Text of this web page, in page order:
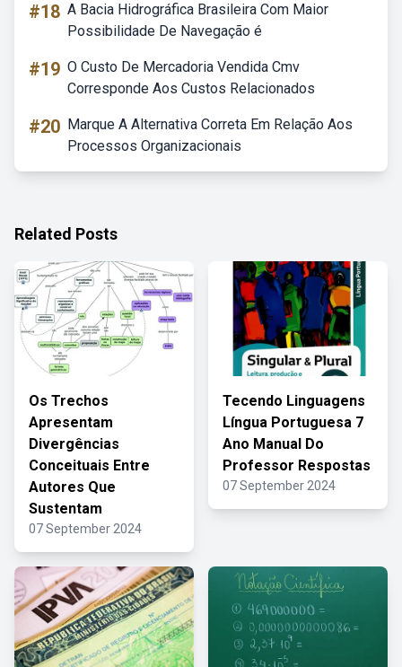
#18 A Bacia Hidrográfica Brasileira Com Maior
Possibilidade De Navegação é
#19 O Custo De Mercadoria Vendida Cmv
Corresponde Aos Custos Relacionados
#20 Marque A Alternativa Correta Em Relação Aos
Processos Organizacionais
Related Posts
Os Trechos
Apresentam
Divergências
Conceituais Entre
Autores Que
Sustentam
07 September 2024
Tecendo Linguagens
Língua Portuguesa 7
Ano Manual Do
Professor Respostas
07 September 2024